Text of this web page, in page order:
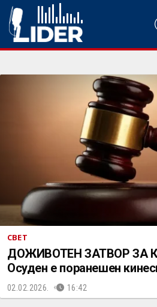
СВЕТ
ДОЖИВОТЕН ЗАТВОР ЗА
Осуден е поранешен
02.02.2026. 16:42